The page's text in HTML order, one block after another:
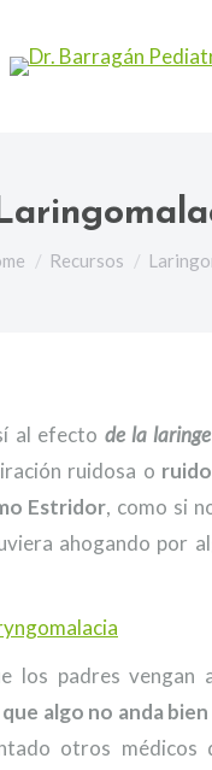
are here:
Recursos
al efecto de la
ruidosa o
Estridor, como si
ahogando por
los padres vengan
algo no anda
otros médicos